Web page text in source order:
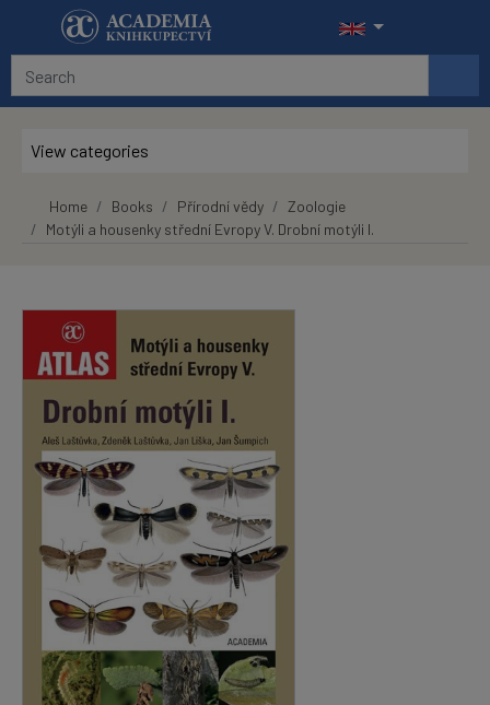
Skip to main content
View categories
Home Books Přírodní vědy
Zoologie
Motýli a housenky střední Evropy V. Drobní motýli I.